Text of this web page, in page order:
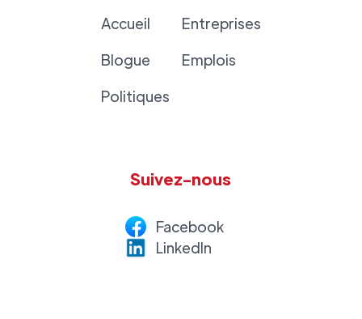
Accueil
Blogue
Politiques
Entreprises
Emplois
Suivez-nous
Facebook
LinkedIn